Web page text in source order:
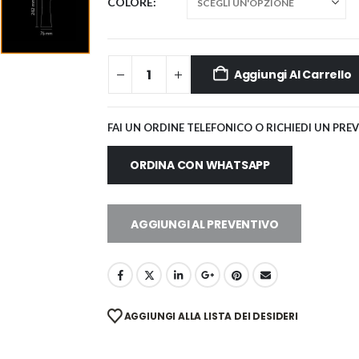
Aggiungi Al Carrello
FAI UN ORDINE TELEFONICO O RICHIEDI UN
ORDINA CON WHATSAPP
AGGIUNGI AL PREVENTIVO
AGGIUNGI ALLA LISTA DEI DESIDERI